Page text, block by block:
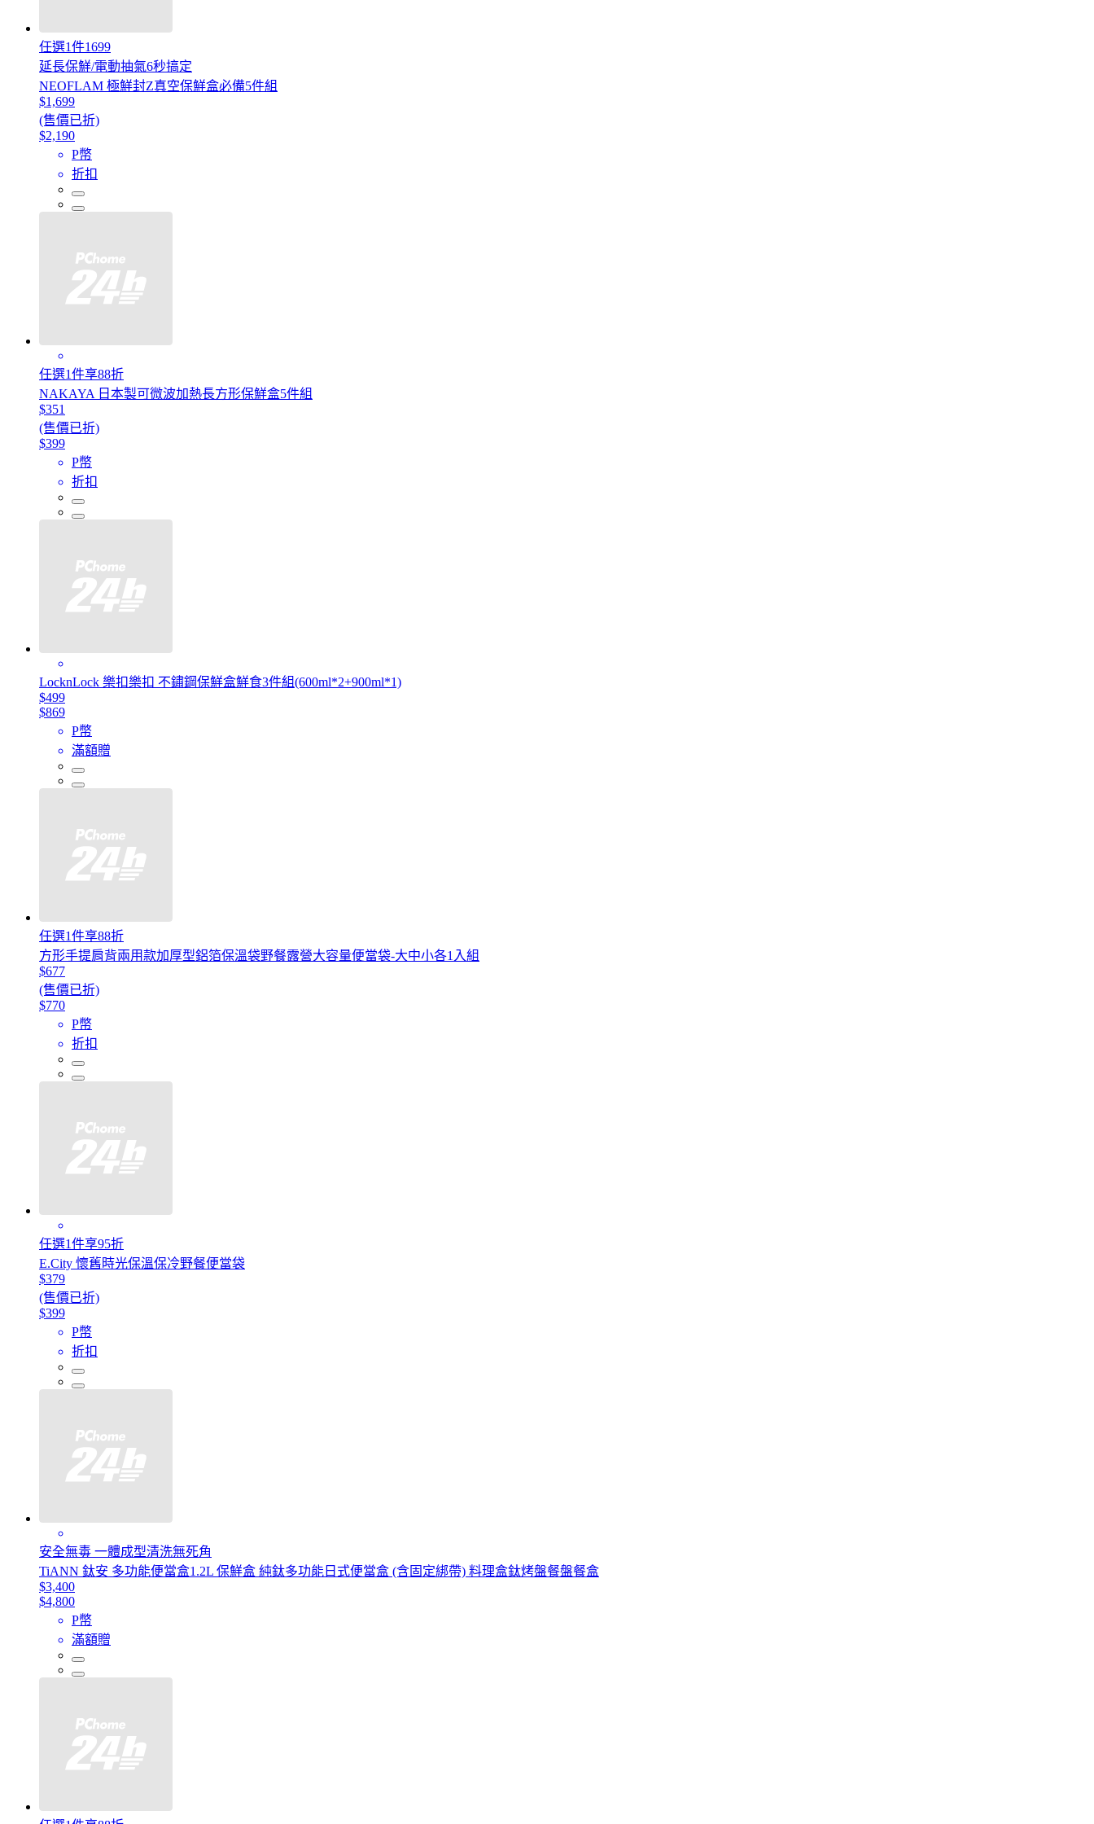
任選1件1699
延長保鮮/電動抽氣6秒搞定
NEOFLAM 極鮮封Z真空保鮮盒必備5件組
$1,699
(售價已折)
$2,190
P幣
折扣
任選1件享88折
NAKAYA 日本製可微波加熱長方形保鮮盒5件組
$351
(售價已折)
$399
P幣
折扣
LocknLock 樂扣樂扣 不鏽鋼保鮮盒鮮食3件組(600ml*2+900ml*1)
$499
$869
P幣
滿額贈
任選1件享88折
方形手提肩背兩用款加厚型鋁箔保溫袋野餐露營大容量便當袋-大中小各1入組
$677
(售價已折)
$770
P幣
折扣
任選1件享95折
E.City 懷舊時光保溫保冷野餐便當袋
$379
(售價已折)
$399
P幣
折扣
安全無毒 一體成型清洗無死角
TiANN 鈦安 多功能便當盒1.2L 保鮮盒 純鈦多功能日式便當盒 (含固定綁帶) 料理盒鈦烤盤餐盤餐盒
$3,400
$4,800
P幣
滿額贈